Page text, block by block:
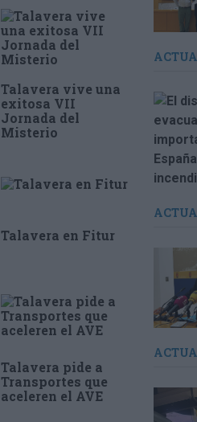
Talavera vive una
exitosa VII
Jornada del
Misterio
Talavera en Fitur
Talavera pide a
Transportes que
aceleren el AVE